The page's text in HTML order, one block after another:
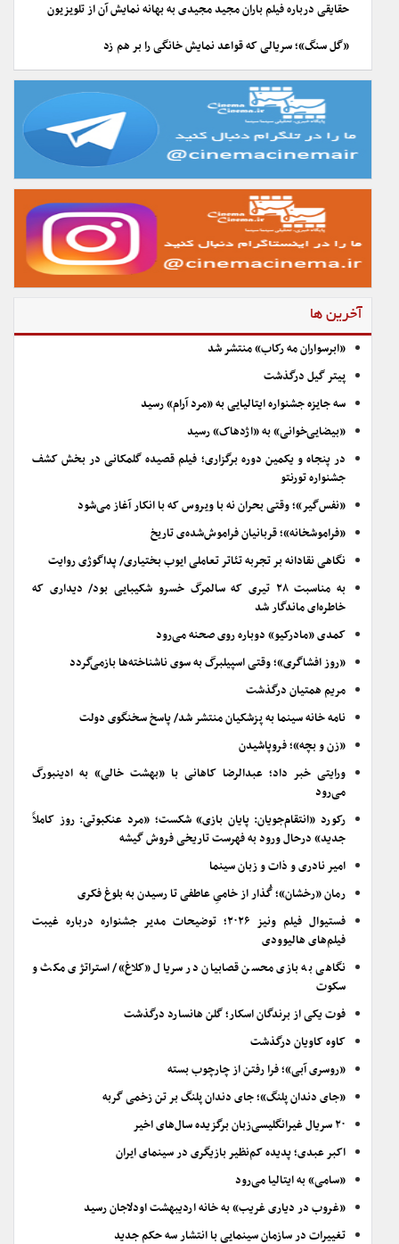
حقایقی درباره فیلم باران مجید مجیدی به بهانه نمایش آن از تلویزیون
«گل سنگ»؛ سریالی که قواعد نمایش خانگی را بر هم زد
آخرین ها
«ابرسواران مه رکاب» منتشر شد
پیتر گیل درگذشت
سه جایزه جشنواره ایتالیایی به «مرد آرام» رسید
«بیضایی‌خوانی» به «اژدهاک» رسید
در پنجاه و یکمین دوره برگزاری؛ فیلم قصیده گلمکانی در بخش کشف
جشنواره تورنتو
«نفس‌گیر»؛ وقتی بحران نه با ویروس که با انکار آغاز می‌شود
«فراموشخانه»؛ قربانیان فراموش‌شده‌ی تاریخ
نگاهی نقادانه بر تجربه تئاتر تعاملی ایوب بختیاری/ پداگوژی روایت
به مناسبت ۲۸ تیری که سالمرگ خسرو شکیبایی بود/ دیداری که
خاطره‌ای ماندگار شد
کمدی «مادرکیو» دوباره روی صحنه می‌رود
«روز افشاگری»؛ وقتی اسپیلبرگ به سوی ناشناخته‌ها بازمی‌گردد
مریم همتیان درگذشت
نامه خانه سینما به پزشکیان منتشر شد/ پاسخ سخنگوی دولت
«زن و بچه»؛ فروپاشیدن
ورایتی خبر داد؛ عبدالرضا کاهانی با «بهشت خالی» به ادینبورگ
می‌رود
رکورد «انتقام‌جویان: پایان بازی» شکست؛ «مرد عنکبوتی: روز کاملاً
جدید» درحال ورود به فهرست تاریخی فروش گیشه
امیر نادری و ذات و زبان سینما
رمان «رخشان»؛ گُذار از خامیِ عاطفی تا رسیدن به بلوغ فکری
فستیوال فیلم ونیز ۲۰۲۶؛ توضیحات مدیر جشنواره درباره غیبت
فیلم‌های هالیوودی
نگاهی به بازی محسن قصابیان در سریال «کلاغ»/ استراتژی مکث و
سکوت
فوت یکی از برندگان اسکار؛ گلن هانسارد درگذشت
کاوه کاویان درگذشت
«روسری آبی»؛ فرا رفتن از چارچوب بسته
«جای دندان پلنگ»؛ جای دندان پلنگ بر تن زخمی گربه
۲۰ سریال غیرانگلیسی‌زبان برگزیده سال‌های اخیر
اکبر عبدی؛ پدیده کم‌نظیر بازیگری در سینمای ایران
«سامی» به ایتالیا می‌رود
«غروب در دیاری غریب» به خانه اردیبهشت اودلاجان رسید
تغییرات در سازمان سینمایی با انتشار سه حکم جدید